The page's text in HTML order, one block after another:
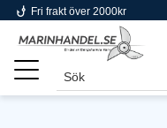
Meny
phishing Fri frakt över 2000kr